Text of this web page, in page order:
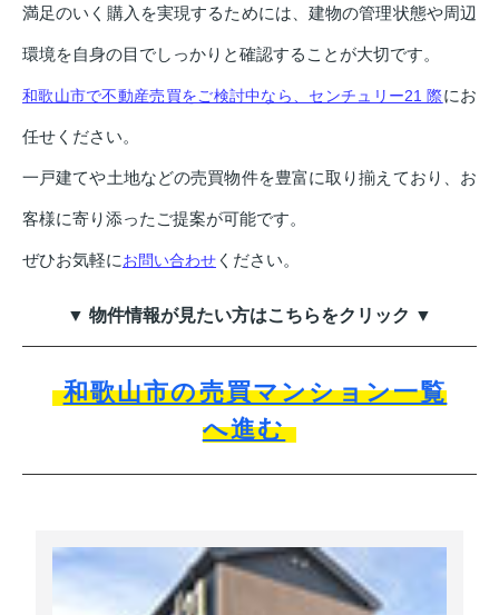
満足のいく購入を実現するためには、建物の管理状態や周辺
環境を自身の目でしっかりと確認することが大切です。
和歌山市で不動産売買をご検討中なら、センチュリー21 際にお
任せください。
一戸建てや土地などの売買物件を豊富に取り揃えており、お
客様に寄り添ったご提案が可能です。
ぜひお気軽にお問い合わせ ください。
▼ 物件情報が見たい方はこちらをクリック ▼
和歌山市の売買マンション一覧
へ進む